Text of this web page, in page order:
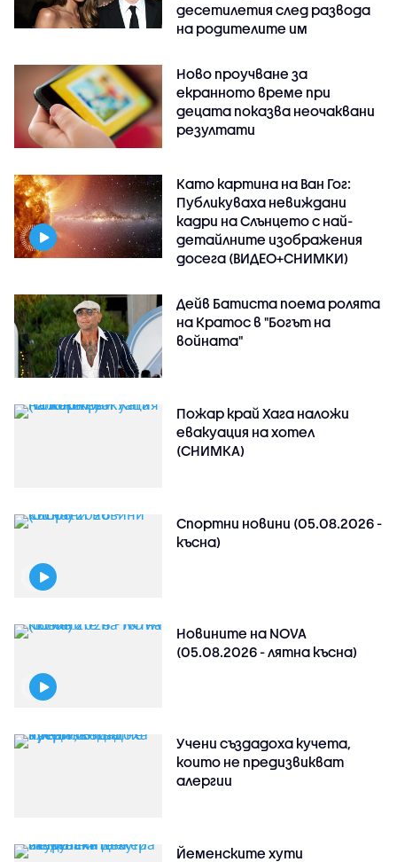
десетилетия след развода
на родителите им
Ново проучване за
екранното време при
децата показва неочаквани
резултати
Като картина на Ван Гог:
Публикуваха невиждани
кадри на Слънцето с най-
детайлните изображения
досега (ВИДЕО+СНИМКИ)
Дейв Батиста поема ролята
на Кратос в "Богът на
войната"
Пожар край Хага наложи
евакуация на хотел
(СНИМКА)
Спортни новини (05.08.2026 -
късна)
Новините на NOVA
(05.08.2026 - лятна късна)
Учени създадоха кучета,
които не предизвикват
алергии
Йеменските хути